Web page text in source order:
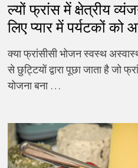
ल्यों फ्रांस में क्षेत्रीय
लिए प्यार में पर्यटकों को
क्या फ्रांसीसी भोजन स्वस्थ
से छुट्टियों द्वारा पूछा जाता है जो
योजना बना …